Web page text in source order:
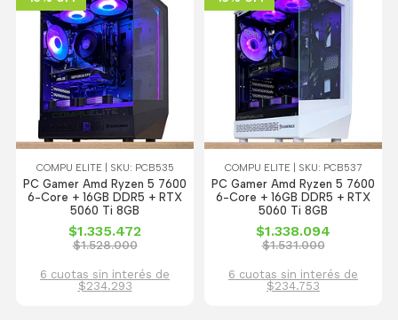
COMPU ELITE | SKU: PCB535
PC Gamer Amd Ryzen 5 7600
6-Core + 16GB DDR5 + RTX
5060 Ti 8GB
$1.335.472
$1.528.000
6 cuotas sin interés de
$234.293
COMPU ELITE | SKU: PCB537
PC Gamer Amd Ryzen 5 7600
6-Core + 16GB DDR5 + RTX
5060 Ti 8GB
$1.338.094
$1.531.000
6 cuotas sin interés de
$234.753